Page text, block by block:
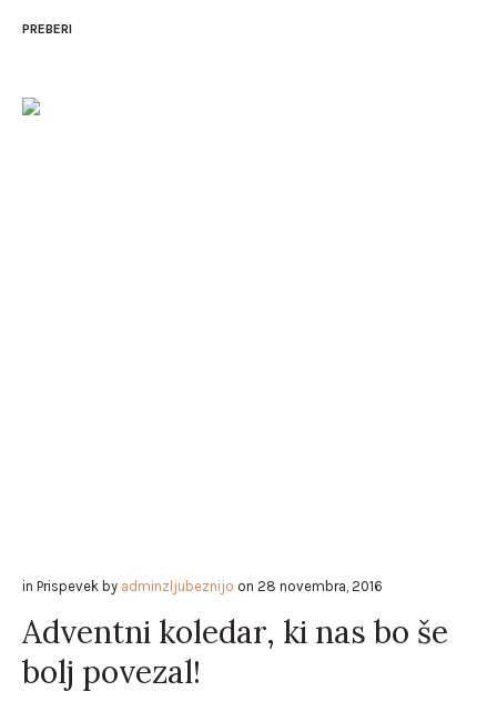
PREBERI
in Prispevek by adminzljubeznijo on 28 novembra, 2016
Adventni koledar, ki nas bo še
bolj povezal!